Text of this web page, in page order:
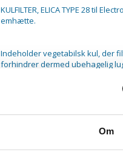
Om
KULFILTER, ELICA TYPE 28 til
emhætte.
Indeholder vegetabilsk kul, der
forhindrer dermed ubehagelig